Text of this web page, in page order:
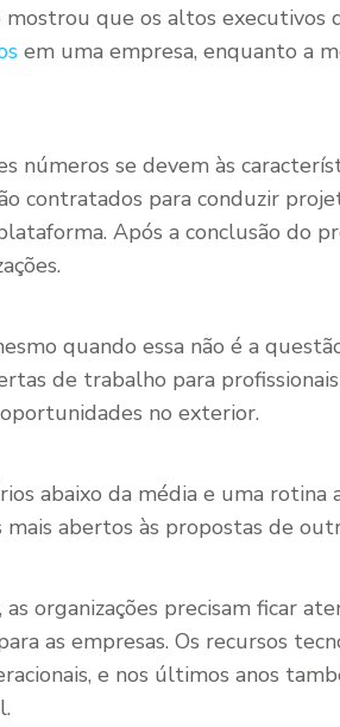
que os altos executivos
em uma empresa, enquanto a
números se devem às
contratados para conduzir
Após a conclusão do
quando essa não é a
de trabalho para
no exterior.
abaixo da média e uma
abertos às propostas de
as organizações precisam ficar
as empresas. Os recursos
e nos últimos anos